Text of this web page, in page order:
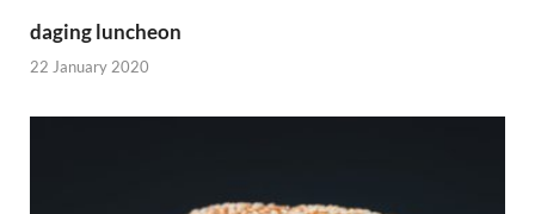
daging luncheon
22 January 2020